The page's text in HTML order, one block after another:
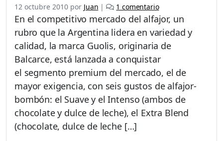
12 octubre 2010 por Juan | 1 comentarioe
n
A
l
a
o
r
B
o
En el competitivo mercado del alfajor, un
rubro que la Argentina lidera en variedad y
calidad, la marca Guolis, originaria de
Balcarce, está lanzada a conquistar
el segmento premium del mercado, el de
mayor exigencia, con seis gustos de alfajor-
bombón: el Suave y el Intenso (ambos de
chocolate y dulce de leche), el Extra Blend
(chocolate, dulce de leche […]